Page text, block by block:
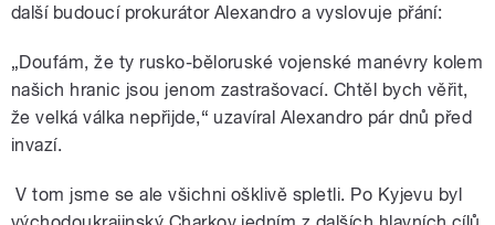
další budoucí prokurátor Alexandro a vyslovuje přání:
„Doufám, že ty rusko-běloruské vojenské manévry kolem
našich hranic jsou jenom zastrašovací. Chtěl bych věřit,
že velká válka nepřijde,“ uzavíral Alexandro pár dnů před
invazí.
V tom jsme se ale všichni ošklivě spletli. Po Kyjevu byl